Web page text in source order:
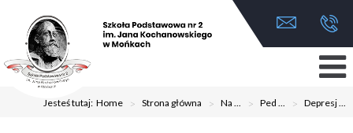
Jesteś tutaj:Home > Strona główna > Na ... > Ped ... > Depresj ...